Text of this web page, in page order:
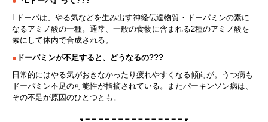
Lドーパは、やる気などを生み出す神経伝達物質・ドーパミンの素に
なるアミノ酸の一種。通常、一般の食物に含まれる2種のアミノ酸を
素にして体内で合成される。
● ドーパミンが不足すると、どうなるの???
日常的にはやる気がおきなかったり疲れやすくなる傾向が。うつ病も
ドーパミン不足の可能性が指摘されている。またパーキンソン病は、
その不足が原因のひとつとも。